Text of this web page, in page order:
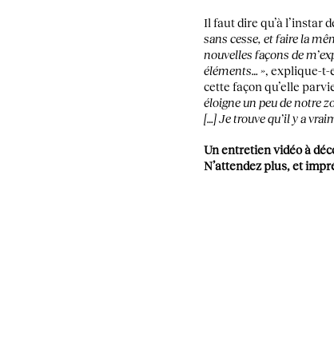
Il faut dire qu’à l’instar
sans cesse, et faire la
nouvelles façons de
éléments… », explique-t-
cette façon qu’elle
éloigne un peu de notre
[…] Je trouve qu’il y a
Un entretien vidéo à
N’attendez plus, et